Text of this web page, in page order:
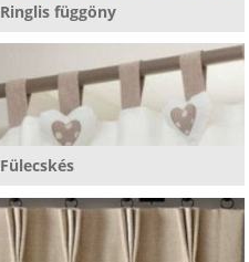
Ringlis függöny
Fülecskés